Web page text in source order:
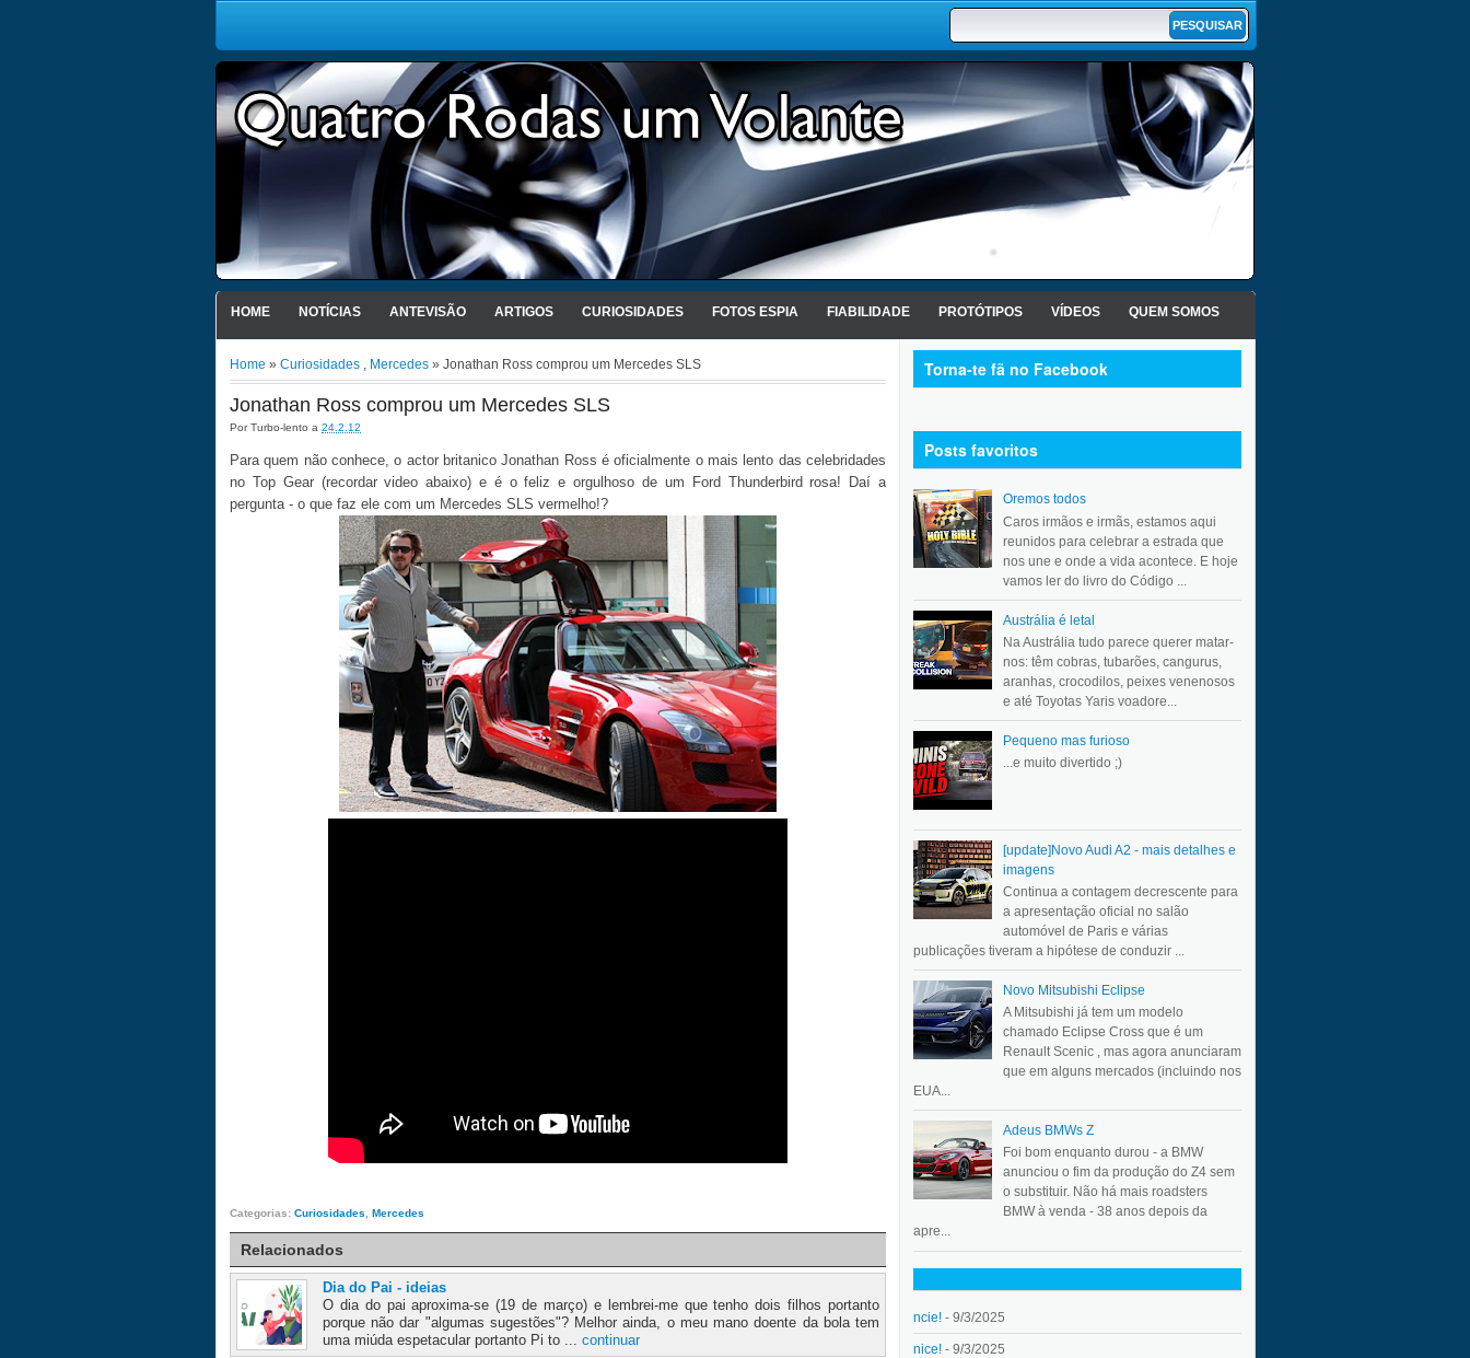
HOME NOTÍCIAS ANTEVISÃO ARTIGOS CURIOSIDADES FOTOS ESPIA FIABILIDADE PROTÓTIPOS VÍDEOS QUEM SOMOS
Home » Curiosidades , Mercedes » Jonathan Ross comprou um Mercedes SLS
Jonathan Ross comprou um Mercedes SLS
PorTurbo-lento a 24.2.12
Para quem não conhece, o actor britanico Jonathan Ross é oficialmente o mais lento das celebridades
no Top Gear (recordar video abaixo) e é o feliz e orgulhoso de um Ford Thunderbird rosa! Daí a
pergunta - o que faz ele com um Mercedes SLS vermelho!?
Categorias: Curiosidades Mercedes
Relacionados
Dia do Pai - ideias
O dia do pai aproxima-se (19 de março) e lembrei-me que tenho dois filhos portanto
porque não dar "algumas sugestões"? Melhor ainda, o meu mano doente da bola tem
uma miúda espetacular portanto Pi to ... continuar
Torna-te fã no Facebook
Posts favoritos
Oremos todos
Caros irmãos e irmãs, estamos aqui
reunidos para celebrar a estrada que
nos une e onde a vida acontece. E hoje
vamos ler do livro do Código ...
Austrália é letal
Na Austrália tudo parece querer matar-
nos: têm cobras, tubarões, cangurus,
aranhas, crocodilos, peixes venenosos
e até Toyotas Yaris voadore...
Pequeno mas furioso
...e muito divertido ;)
[update]Novo Audi A2 - mais detalhes e
imagens
Continua a contagem decrescente para
a apresentação oficial no salão
automóvel de Paris e várias
publicações tiveram a hipótese de conduzir ...
Novo Mitsubishi Eclipse
A Mitsubishi já tem um modelo
chamado Eclipse Cross que é um
Renault Scenic , mas agora anunciaram
que em alguns mercados (incluindo nos
EUA...
Adeus BMWs Z
Foi bom enquanto durou - a BMW
anunciou o fim da produção do Z4 sem
o substituir. Não há mais roadsters
BMW à venda - 38 anos depois da
apre...
ncie! - 9/3/2025
nice! - 9/3/2025